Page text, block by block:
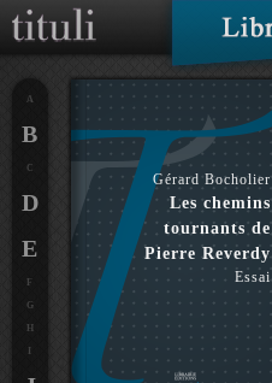
Gérard Bocholier
Les chemins
tournants de
Pierre Reverdy
Essai
A
B
C
D
E
F
G
H